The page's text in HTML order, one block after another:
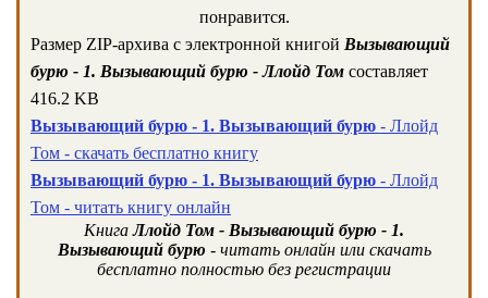
понравится.
Размер ZIP-архива c электронной книгой Вызывающий
бурю - 1. Вызывающий бурю - Ллойд Том составляет
416.2 KB
Вызывающий бурю - 1. Вызывающий бурю - Ллойд
Том - скачать бесплатно книгу
Вызывающий бурю - 1. Вызывающий бурю - Ллойд
Том - читать книгу онлайн
КнигаЛлойд Том - Вызывающий бурю - 1.
Вызывающий бурю - читать онлайн или скачать
бесплатно полностью без регистрации